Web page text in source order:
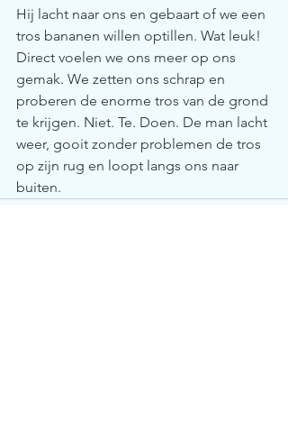
Hij lacht naar ons en gebaart of we een
tros bananen willen optillen. Wat leuk!
Direct voelen we ons meer op ons
gemak. We zetten ons schrap en
proberen de enorme tros van de grond
te krijgen. Niet. Te. Doen. De man lacht
weer, gooit zonder problemen de tros
op zijn rug en loopt langs ons naar
buiten.